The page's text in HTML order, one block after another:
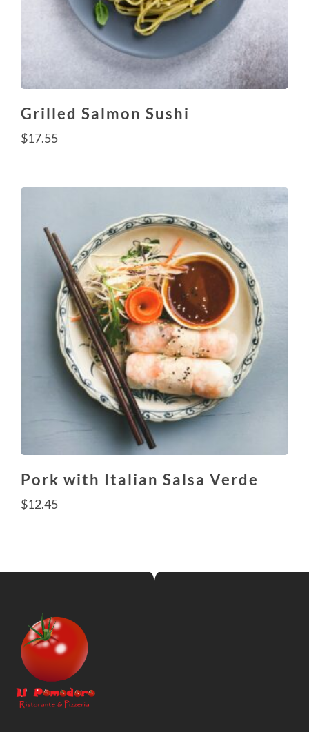
Grilled Salmon Sushi
$17.55
Pork with Italian Salsa Verde
$12.45